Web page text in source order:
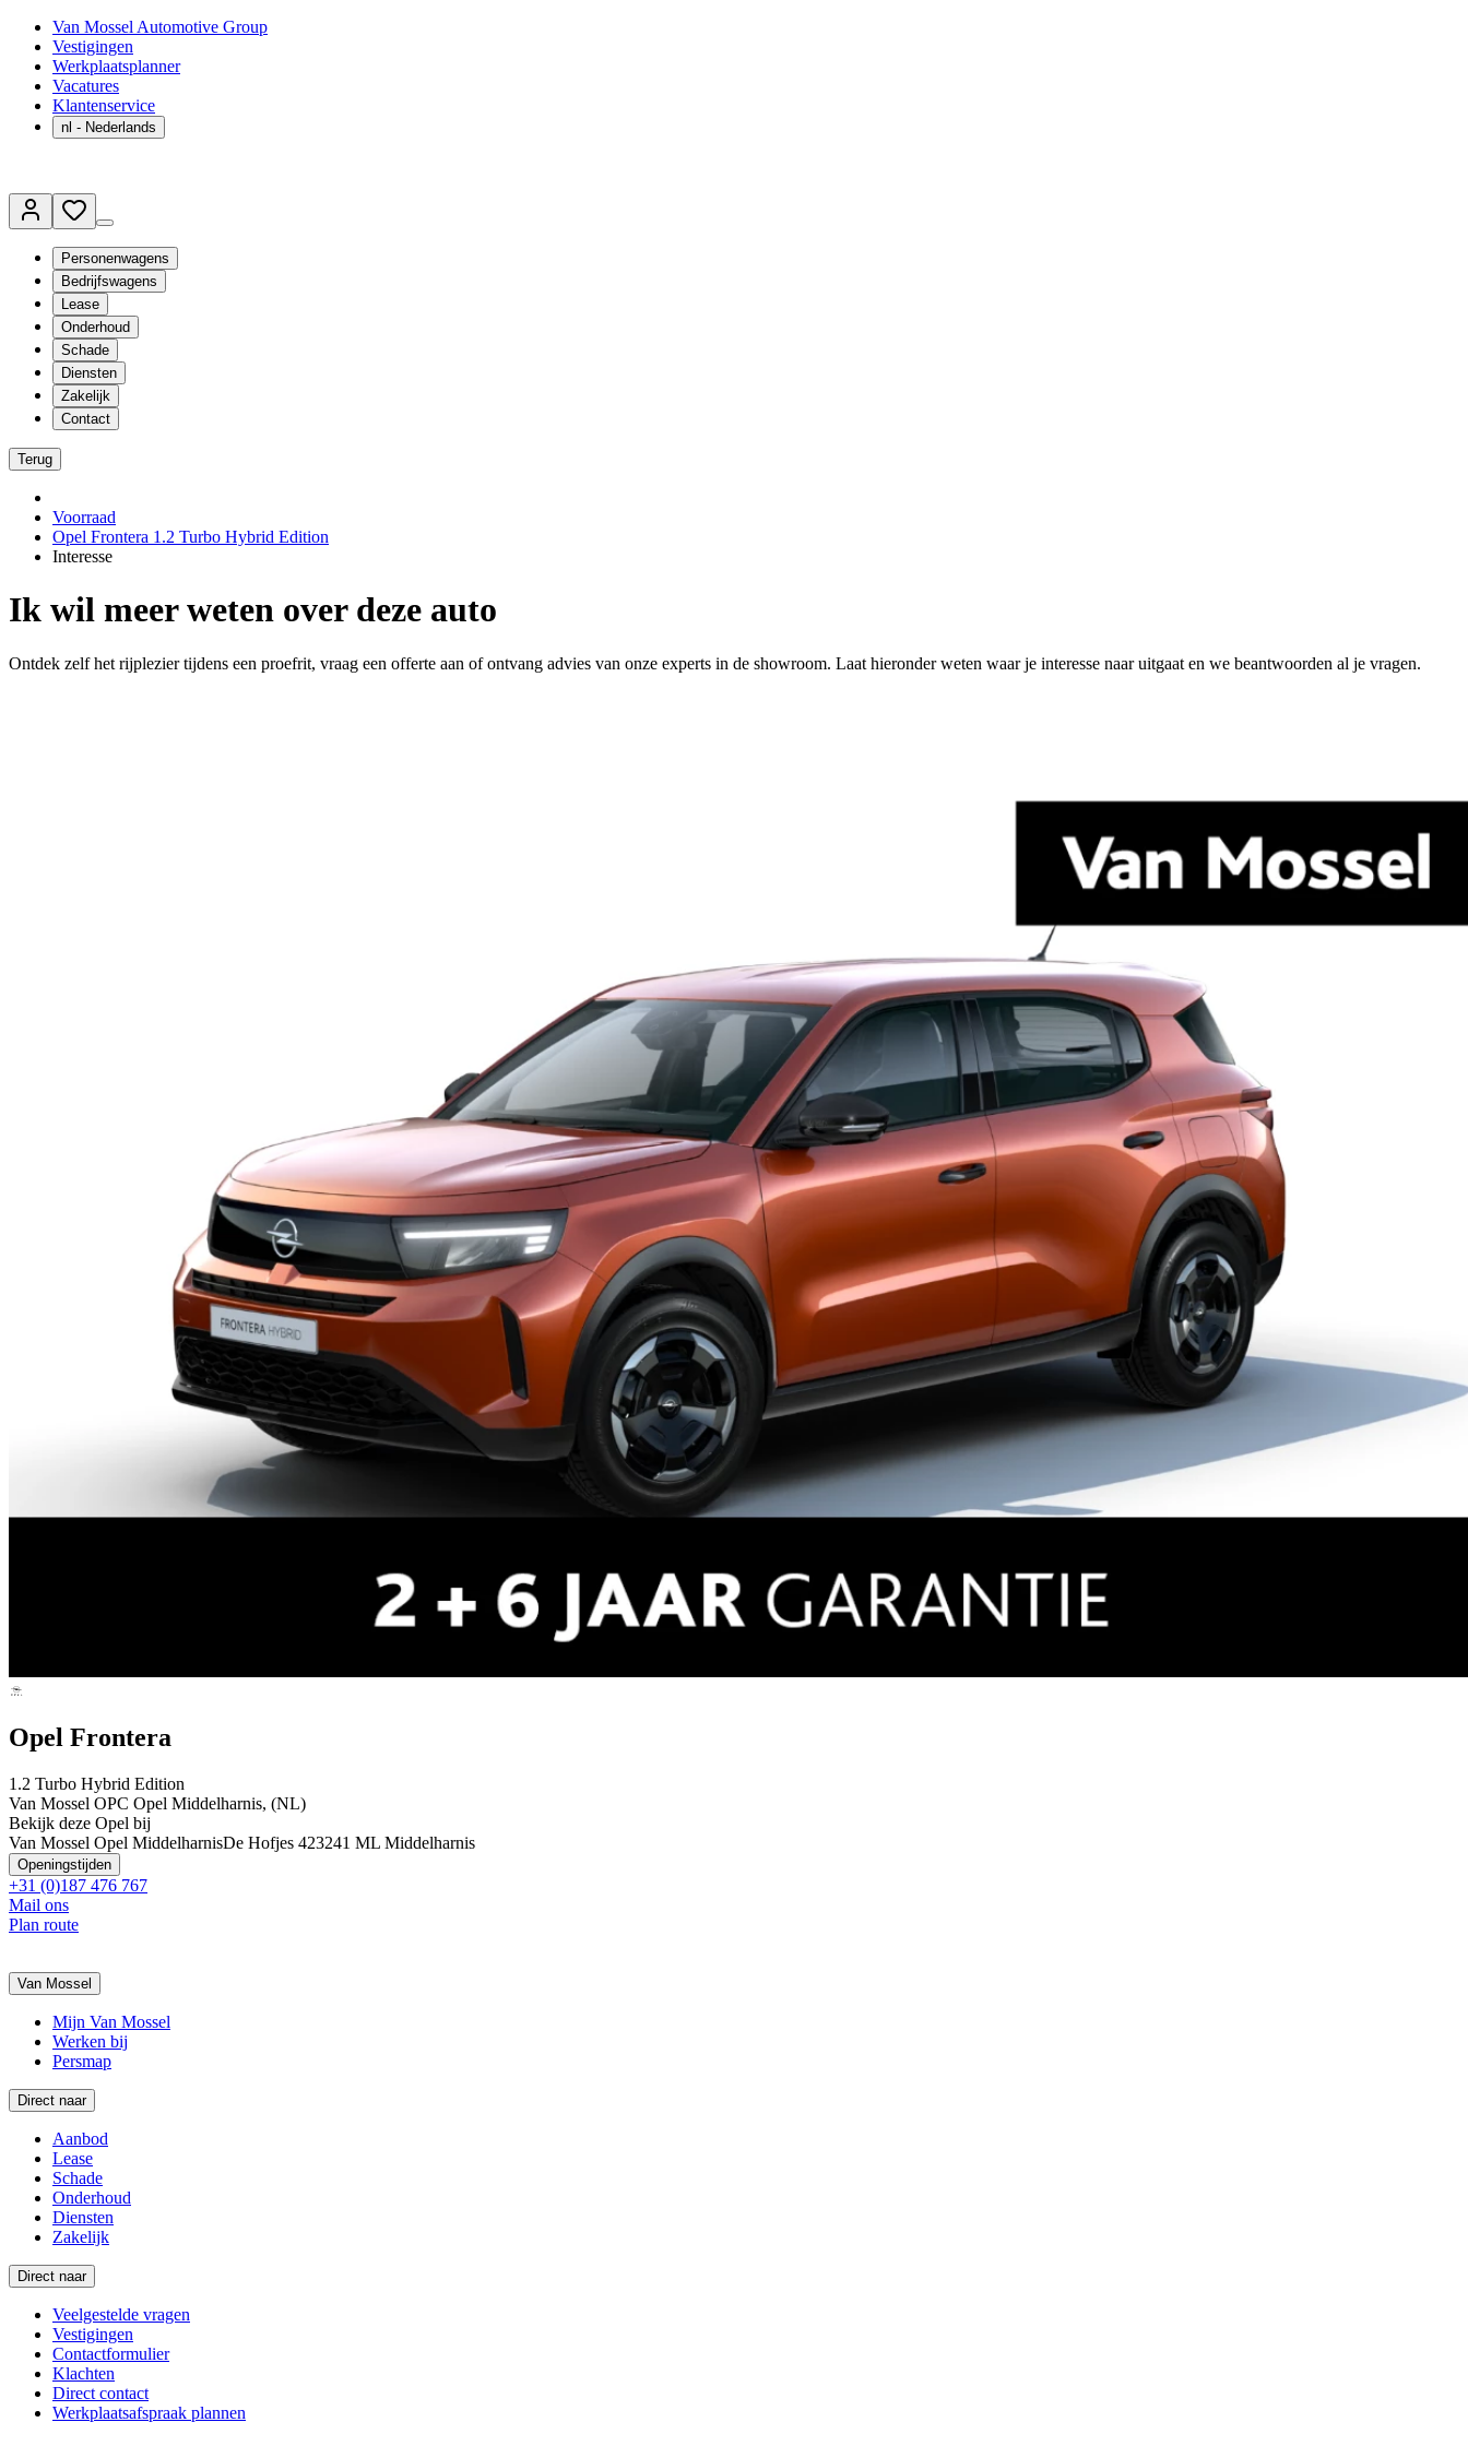
Van Mossel Automotive Group
Vestigingen
Werkplaatsplanner
Vacatures
Klantenservice
nl - Nederlands
Personenwagens
Bedrijfswagens
Lease
Onderhoud
Schade
Diensten
Zakelijk
Contact
Terug
Voorraad
Opel Frontera 1.2 Turbo Hybrid Edition
Interesse
Ik wil meer weten over deze auto
Ontdek zelf het rijplezier tijdens een proefrit, vraag een offerte aan of ontvang advies van onze experts in de showroom. Laat hieronder weten waar je interesse naar uitgaat en we beantwoorden al je vragen.
Opel Frontera
1.2 Turbo Hybrid Edition
Van Mossel OPC Opel Middelharnis, (NL)
Bekijk deze Opel bij
Van Mossel Opel MiddelharnisDe Hofjes 423241 ML Middelharnis
Openingstijden
+31 (0)187 476 767
Mail ons
Plan route
Van Mossel
Mijn Van Mossel
Werken bij
Persmap
Direct naar
Aanbod
Lease
Schade
Onderhoud
Diensten
Zakelijk
Direct naar
Veelgestelde vragen
Vestigingen
Contactformulier
Klachten
Direct contact
Werkplaatsafspraak plannen